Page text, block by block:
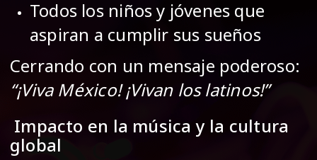
Todos los niños y jóvenes que
aspiran a cumplir sus sueños
Cerrando con un mensaje poderoso:
“¡Viva México! ¡Vivan los latinos!”
Impacto en la música y la cultura
global